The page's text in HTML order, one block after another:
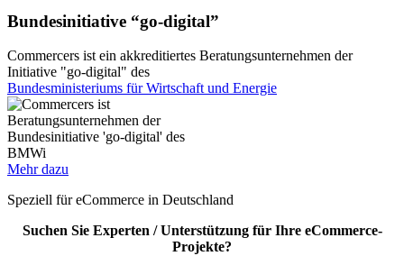
Bundesinitiative “go-digital”
Commercers ist ein akkreditiertes Beratungsunternehmen der
Initiative "go-digital" des
Bundesministeriums für Wirtschaft und Energie
Mehr dazu
Speziell für eCommerce in Deutschland
Suchen Sie Experten / Unterstützung für Ihre eCommerce-
Projekte?